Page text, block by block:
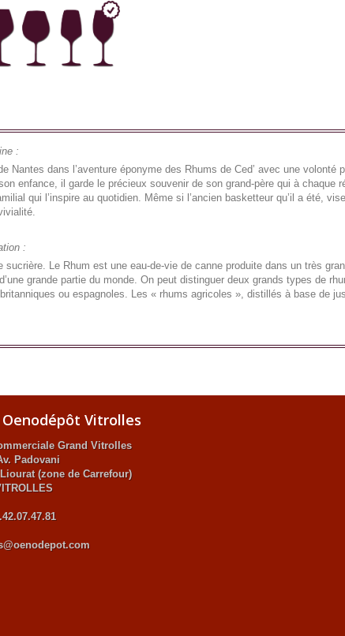
:
dans l’aventure éponyme des Rhums de Ced’ avec une volonté
enfance, il garde le précieux souvenir de son grand-père qui à chaque
qui l’inspire au quotidien. Même si l’ancien basketteur qu’il a été,
:
Le Rhum est une eau-de-vie de canne produite dans un très
grande partie du monde. On peut distinguer deux grands types de
ou espagnoles. Les « rhums agricoles », distillés à base de
Oenodépôt Vitrolles
Grand Vitrolles
Padovani
(zone de Carrefour)